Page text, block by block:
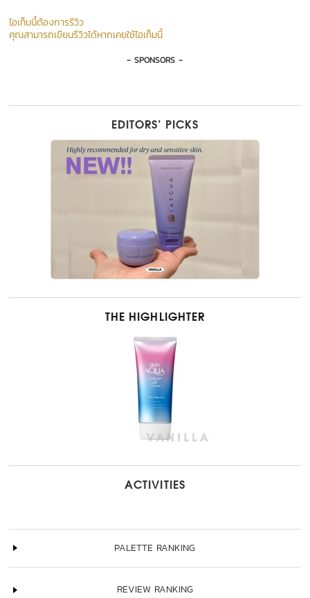
ไอเท็มนี้ต้องการรีวิว
คุณสามารถเขียนรีวิวได้หากเคยใช้ไอเท็มนี้
- SPONSORS -
EDITORS’ PICKS
THE HIGHLIGHTER
ACTIVITIES
PALETTE RANKING
REVIEW RANKING